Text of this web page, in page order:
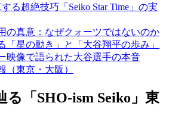
る超絶技巧「Seiko Star Time」の実
の真意：なぜクォーツではないのか
「星の動き」と「大谷翔平の歩み」
映像で語られた大谷選手の本音
（東京・大阪）
る「SHO-ism Seiko」東